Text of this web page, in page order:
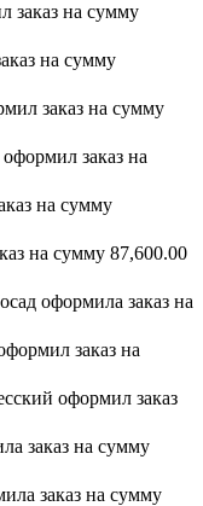
заказ на сумму
на сумму
заказ на сумму
заказ на
на сумму
на сумму 87,600.00
оформила заказ на
заказ на
оформил заказ
заказ на сумму
заказ на сумму